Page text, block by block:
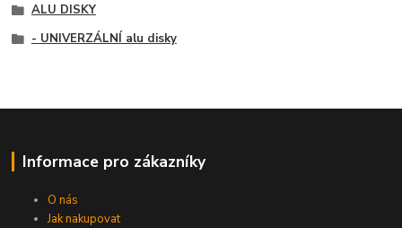
ALU DISKY
- UNIVERZÁLNÍ alu disky
Informace pro zákazníky
O nás
Jak nakupovat